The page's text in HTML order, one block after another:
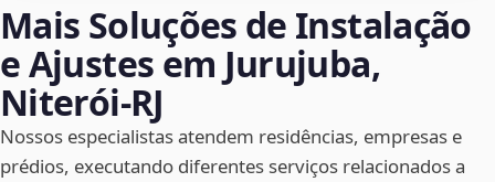
Mais Soluções de Instalação
e Ajustes em Jurujuba,
Niterói‑RJ
Nossos especialistas atendem residências, empresas e
prédios, executando diferentes serviços relacionados a